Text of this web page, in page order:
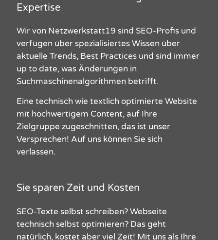
Expertise
Wirvon Netzwerkstatt19 sind SEO-Profis und
verfügen über spezialisiertes Wissen über
aktuelle Trends, Best Practices und sind immer
up todate, was Änderungen in
Suchmaschinenalgorithmen betrifft.
Eine technisch wie textlich optimierte Website
mit hochwertigem Content, auf Ihre
Zielgruppe zugeschnitten, das ist unser
Versprechen! Auf uns können Sie sich
verlassen.
Sie sparen Zeit und Kosten
SEO-Texte selbst schreiben?Webseite
technisch selbst optimieren? Das geht
natürlich, kostet aber viel Zeit! Mit uns als Ihre